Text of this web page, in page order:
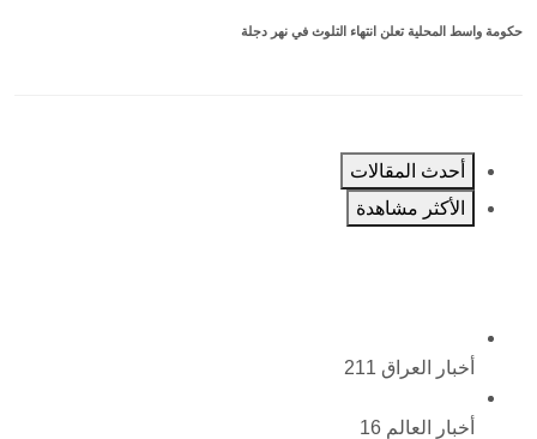
حكومة واسط المحلية تعلن انتهاء التلوث في نهر دجلة
أحدث المقالات
الأكثر مشاهدة
أخبار العراق 211
أخبار العالم 16